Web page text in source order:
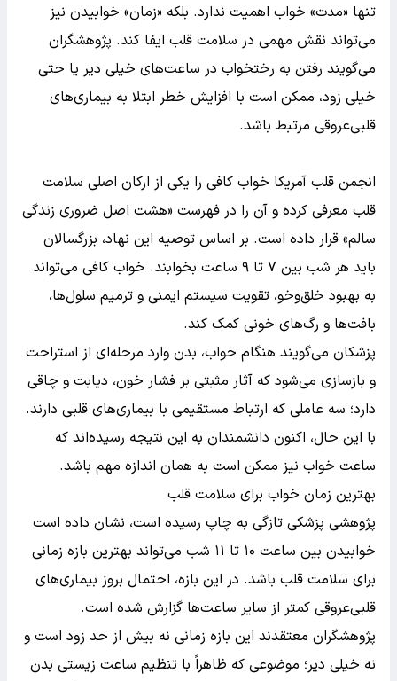
تنها «مدت» خواب اهمیت ندارد. بلکه «زمان» خوابیدن نیز
می‌تواند نقش مهمی در سلامت قلب ایفا کند. پژوهشگران
می‌گویند رفتن به رختخواب در ساعت‌های خیلی دیر یا حتی
خیلی زود، ممکن است با افزایش خطر ابتلا به بیماری‌های
قلبی‌عروقی مرتبط باشد.
انجمن قلب آمریکا خواب کافی را یکی از ارکان اصلی سلامت
قلب معرفی کرده و آن را در فهرست «هشت اصل ضروری زندگی
سالم» قرار داده است. بر اساس توصیه این نهاد، بزرگسالان
باید هر شب بین ۷ تا ۹ ساعت بخوابند. خواب کافی می‌تواند
به بهبود خلق‌وخو، تقویت سیستم ایمنی و ترمیم سلول‌ها،
بافت‌ها و رگ‌های خونی کمک کند.
پزشکان می‌گویند هنگام خواب، بدن وارد مرحله‌ای از استراحت
و بازسازی می‌شود که آثار مثبتی بر فشار خون، دیابت و چاقی
دارد؛ سه عاملی که ارتباط مستقیمی با بیماری‌های قلبی دارند.
با این حال، اکنون دانشمندان به این نتیجه رسیده‌اند که
ساعت خواب نیز ممکن است به همان اندازه مهم باشد.
بهترین زمان خواب برای سلامت قلب
پژوهشی پزشکی تازگی به چاپ رسیده است، نشان داده است
خوابیدن بین ساعت ۱۰ تا ۱۱ شب می‌تواند بهترین بازه زمانی
برای سلامت قلب باشد. در این بازه، احتمال بروز بیماری‌های
قلبی‌عروقی کمتر از سایر ساعت‌ها گزارش شده است.
پژوهشگران معتقدند این بازه زمانی نه بیش از حد زود است و
نه خیلی دیر؛ موضوعی که ظاهراً با تنظیم ساعت زیستی بدن